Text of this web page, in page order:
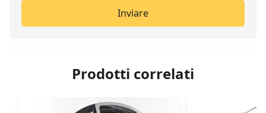
Inviare
Prodotti correlati